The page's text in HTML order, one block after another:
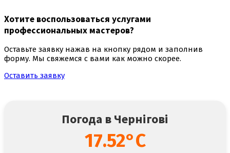
Хотите воспользоваться услугами
профессиональных мастеров?
Оставьте заявку нажав на кнопку рядом и заполнив
форму. Мы свяжемся с вами как можно скорее.
Оставить заявку
Погода в Чернігові
17.52°C